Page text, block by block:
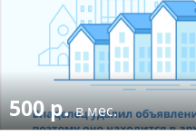
500 р.в мес.